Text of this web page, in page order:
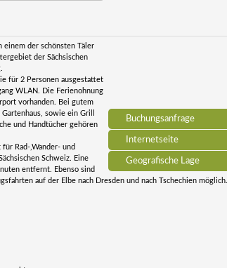
Buchungsanfrage
Internetseite
Geografische Lage
der schönsten Täler
der Sächsischen
für 2 Personen ausgestattet
WLAN. Die Ferienohnung
vorhanden. Bei gutem
sowie ein Grill
und Handtücher gehören
Rad-,Wander- und
Schweiz. Eine
entfernt. Ebenso sind
auf der Elbe nach Dresden und nach Tschechien möglich.